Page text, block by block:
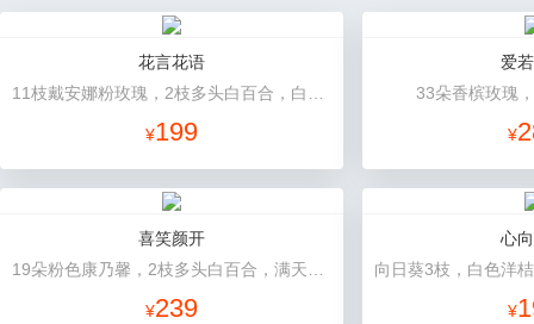
花言花语
¥199
爱
33朵香槟玫瑰
¥
喜笑颜开
¥239
心
¥